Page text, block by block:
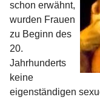
schon erwähnt,
wurden Frauen
zu Beginn des
20.
Jahrhunderts
keine
eigenständigen